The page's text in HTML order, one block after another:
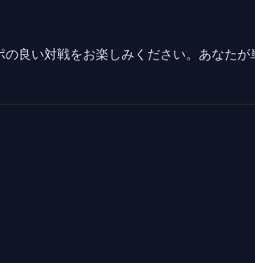
良い対戦をお楽しみください。あなたが